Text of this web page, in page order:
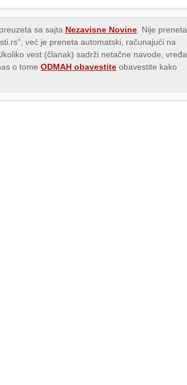
sa sajta Nezavisne Novine . Nije preneta
već je preneta automatski, računajući na
Ukoliko vest (članak) sadrži netačne navode, vređa
o tome ODMAH obavestite obavestite kako